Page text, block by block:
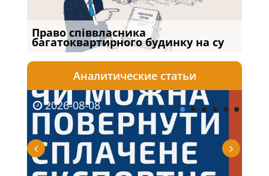
Право співвласника
багатоквартирного будинку на су
Аналитические статьи
2026-08-08